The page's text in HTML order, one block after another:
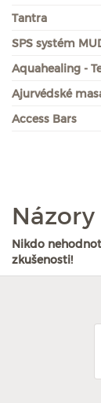
Tantra
SPS systém
Aquahealing -
Ajurvédské
Access Bars
Nikdo
zkušenosti!